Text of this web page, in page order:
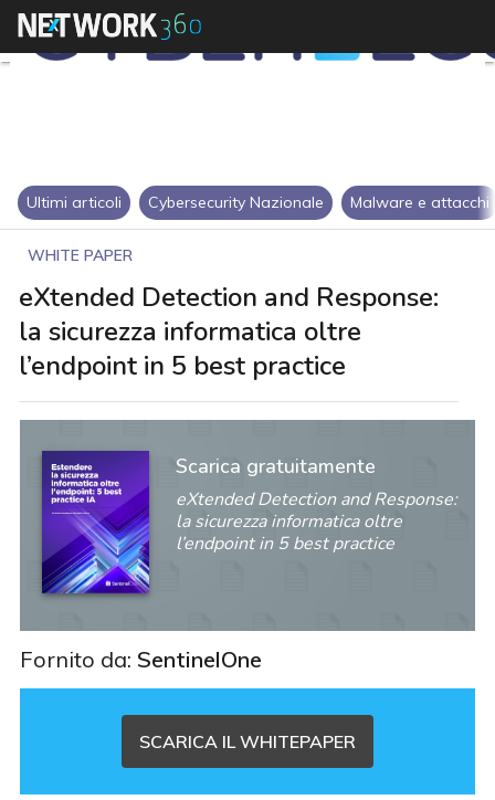
Ultimi articoli Cybersecurity Nazionale Malware e attacchi
WHITE PAPER
eXtended Detection and Response:
la sicurezza informatica oltre
l’endpoint in 5 best practice
Scarica gratuitamente
eXtended Detection and Response:
la sicurezza informatica oltre
l’endpoint in 5 best practice
Fornito da: SentinelOne
SCARICA IL WHITEPAPER